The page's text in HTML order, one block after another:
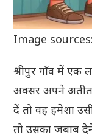
Image sources:
श्रीपुर गाँव में एक
अक्सर अपने अतीत
दें तो वह हमेशा
तो उसका जबाब